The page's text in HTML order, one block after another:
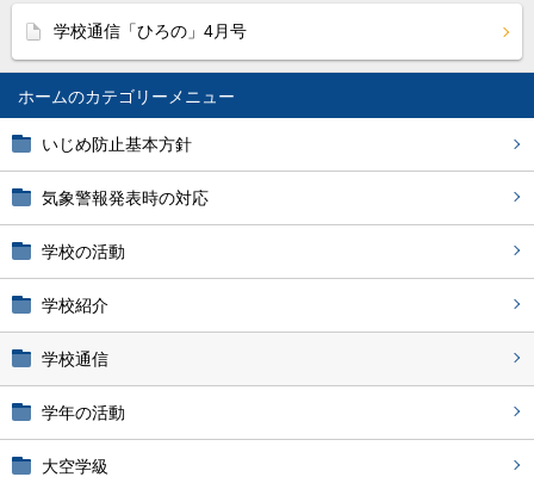
ホーム
いじめ防止基本方針
気象警報発表時の対応
学校の活動
学校紹介
学校通信
学年の活動
大空学級
学校通信「ひろの」4月号